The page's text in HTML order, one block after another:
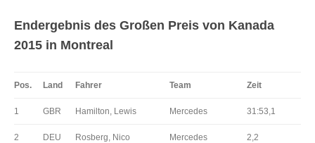
Endergebnis des Großen Preis von Kanada
2015 in Montreal
Pos. Land Fahrer Team Zeit
1 GBR Hamilton, Lewis Mercedes 31:53,1
2 DEU Rosberg, Nico Mercedes 2,2